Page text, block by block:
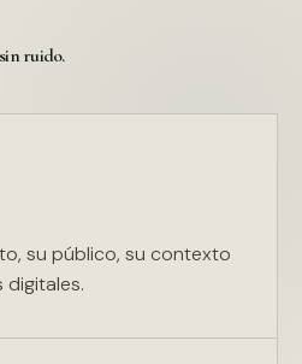
ruido.
su público, su contexto
digitales.